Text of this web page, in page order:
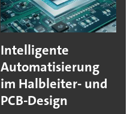
Intelligente
Automatisierung
im Halbleiter- und
PCB-Design